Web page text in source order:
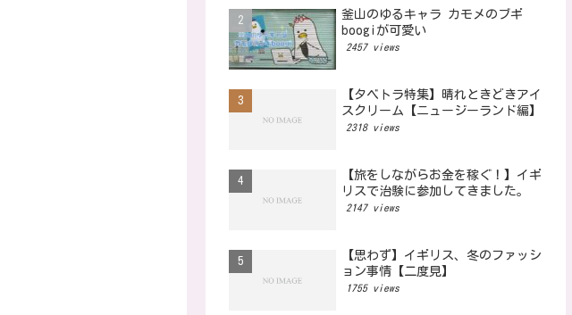
釜山のゆるキャラ カモメのブギ
boogiが可愛い
2457 views
【タベトラ特集】晴れときどきアイ
スクリーム【ニュージーランド編】
2318 views
【旅をしながらお金を稼ぐ！】イギ
リスで治験に参加してきました。
2147 views
【思わず】イギリス、冬のファッシ
ョン事情【二度見】
1755 views